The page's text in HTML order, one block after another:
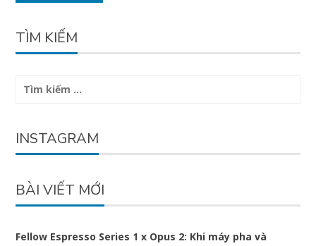
TÌM KIẾM
Tìm
INSTAGRAM
BÀI VIẾT MỚI
Fellow Espresso Series 1 x Opus 2: Khi máy pha và